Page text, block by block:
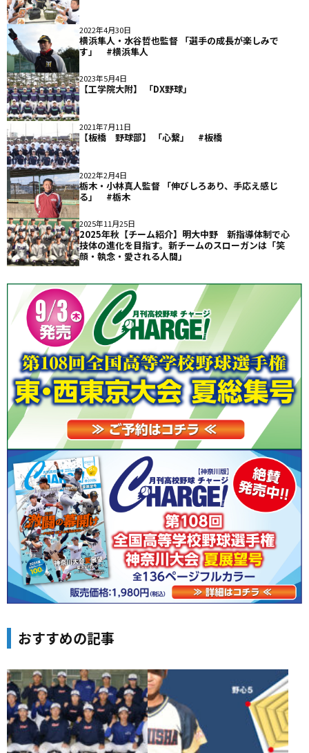
2022年4月30日
横浜隼人・水谷哲也監督 「選手の成長が楽しみで
す」 #横浜隼人
2023年5月4日
【工学院大附】 「DX野球」
2021年7月11日
【板橋 野球部】 「心繋」 #板橋
2022年2月4日
栃木・小林真人監督 「伸びしろあり、手応え感じ
る」 #栃木
2025年11月25日
2025年秋【チーム紹介】明大中野 新指導体制で心
技体の進化を目指す。新チームのスローガンは「笑
顔・執念・愛される人間」
おすすめの記事